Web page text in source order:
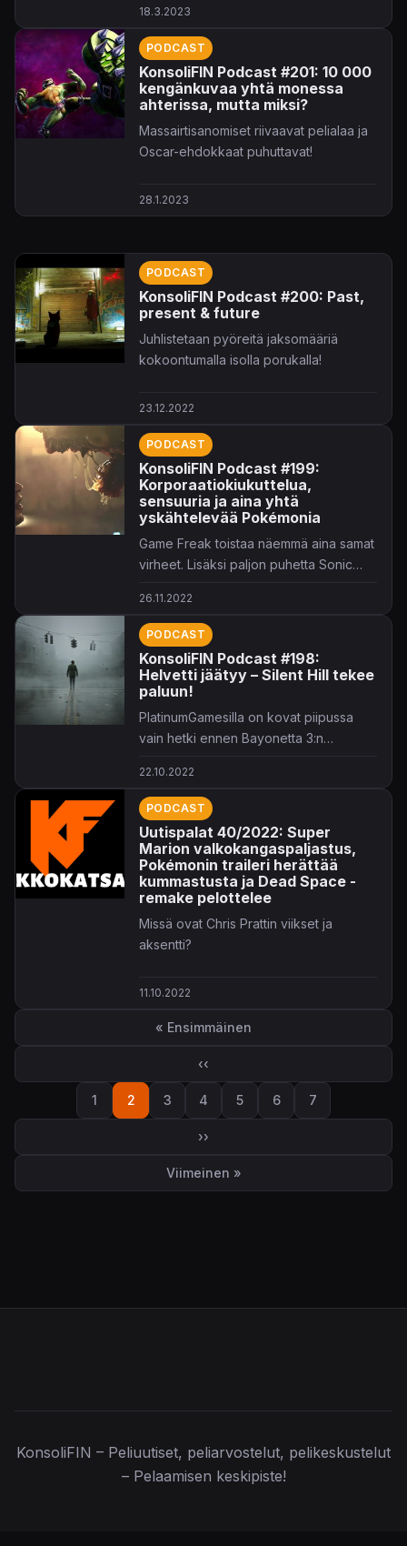
retrokonsoli.
18.3.2023
PODCAST
KonsoliFIN Podcast #201: 10 000
kengänkuvaa yhtä monessa
ahterissa, mutta miksi?
Massairtisanomiset riivaavat pelialaa ja
Oscar-ehdokkaat puhuttavat!
28.1.2023
PODCAST
KonsoliFIN Podcast #200: Past,
present & future
Juhlistetaan pyöreitä jaksomääriä
kokoontumalla isolla porukalla!
23.12.2022
PODCAST
KonsoliFIN Podcast #199:
Korporaatiokiukuttelua,
sensuuria ja aina yhtä
yskähtelevää Pokémonia
Game Freak toistaa näemmä aina samat
virheet. Lisäksi paljon puhetta Sonic
26.11.2022
PODCAST
KonsoliFIN Podcast #198:
Helvetti jäätyy – Silent Hill tekee
paluun!
PlatinumGamesilla on kovat piipussa
vain hetki ennen Bayonetta 3:n
parrasvaloihin.
22.10.2022
PODCAST
Uutispalat 40/2022: Super
Marion valkokangaspaljastus,
Pokémonin traileri herättää
kummastusta ja Dead Space -
remake pelottelee
Missä ovat Chris Prattin viikset ja
aksentti?
11.10.2022
Sivutus
Ensimmäinen sivu
« Ensimmäinen
Edellinen sivu
‹‹
Sivu
1
Sivu
2
Sivu
3
Sivu
4
Sivu
5
Sivu
6
Sivu
7
Seuraava sivu
››
Viimeinen sivu
Viimeinen »
KonsoliFIN – Peliuutiset, peliarvostelut, pelikeskustelut
– Pelaamisen keskipiste!